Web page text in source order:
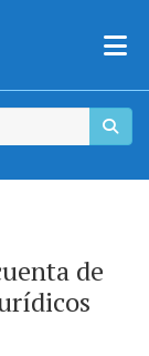
de